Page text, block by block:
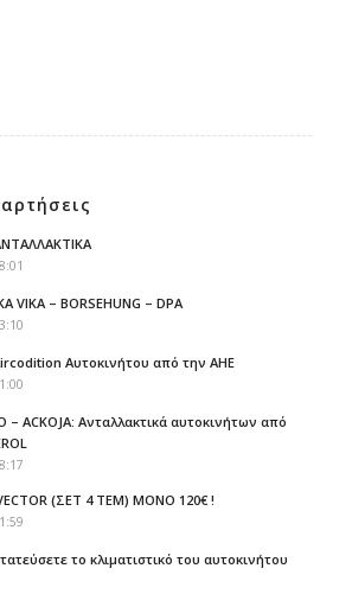
VIKA – BORSEHUNG – DPA
Αυτοκινήτου από την AHE
– ACKOJA: Ανταλλακτικά αυτοκινήτων από
(ΣΕΤ 4 TEM) ΜΟΝΟ 120€ !
το κλιματιστικό του αυτοκινήτου